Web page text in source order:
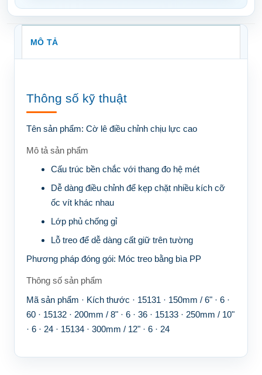
MÔ TẢ
Thông số kỹ thuật
Tên sản phẩm: Cờ lê điều chỉnh chịu lực cao
Mô tả sản phẩm
Cấu trúc bền chắc với thang đo hệ mét
Dễ dàng điều chỉnh để kẹp chặt nhiều kích cỡ
ốc vít khác nhau
Lớp phủ chống gỉ
Lỗ treo để dễ dàng cất giữ trên tường
Phương pháp đóng gói: Móc treo bằng bìa PP
Thông số sản phẩm
Mã sản phẩm · Kích thước · 15131 · 150mm / 6" · 6 ·
60 · 15132 · 200mm / 8" · 6 · 36 · 15133 · 250mm / 10"
· 6 · 24 · 15134 · 300mm / 12" · 6 · 24